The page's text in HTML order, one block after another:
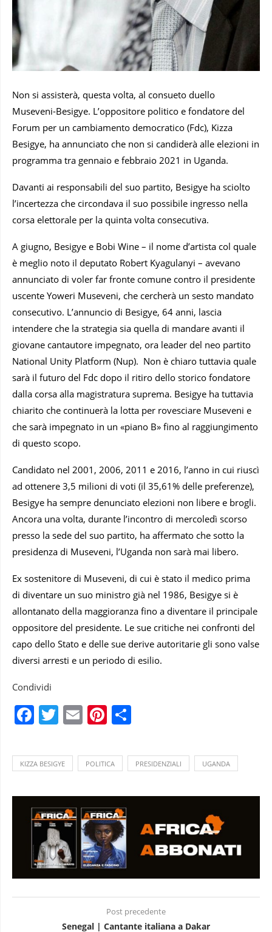
Non si assisterà, questa volta, al consueto duello
Museveni-Besigye. L’oppositore politico e fondatore del
Forum per un cambiamento democratico (Fdc), Kizza
Besigye, ha annunciato che non si candiderà alle elezioni in
programma tra gennaio e febbraio 2021 in Uganda.
Davanti ai responsabili del suo partito, Besigye ha sciolto
l’incertezza che circondava il suo possibile ingresso nella
corsa elettorale per la quinta volta consecutiva.
A giugno, Besigye e Bobi Wine – il nome d’artista col quale
è meglio noto il deputato Robert Kyagulanyi – avevano
annunciato di voler far fronte comune contro il presidente
uscente Yoweri Museveni, che cercherà un sesto mandato
consecutivo. L’annuncio di Besigye, 64 anni, lascia
intendere che la strategia sia quella di mandare avanti il
giovane cantautore impegnato, ora leader del neo partito
National Unity Platform (Nup). Non è chiaro tuttavia quale
sarà il futuro del Fdc dopo il ritiro dello storico fondatore
dalla corsa alla magistratura suprema. Besigye ha tuttavia
chiarito che continuerà la lotta per rovesciare Museveni e
che sarà impegnato in un «piano B» fino al raggiungimento
di questo scopo.
Candidato nel 2001, 2006, 2011 e 2016, l’anno in cui riuscì
ad ottenere 3,5 milioni di voti (il 35,61% delle preferenze),
Besigye ha sempre denunciato elezioni non libere e brogli.
Ancora una volta, durante l’incontro di mercoledì scorso
presso la sede del suo partito, ha affermato che sotto la
presidenza di Museveni, l’Uganda non sarà mai libero.
Ex sostenitore di Museveni, di cui è stato il medico prima
di diventare un suo ministro già nel 1986, Besigye si è
allontanato della maggioranza fino a diventare il principale
oppositore del presidente. Le sue critiche nei confronti del
capo dello Stato e delle sue derive autoritarie gli sono valse
diversi arresti e un periodo di esilio.
Condividi
Facebook
Twitter
EmailPinterest
KIZZA BESIGYE POLITICA PRESIDENZIALI UGANDA
Post precedente
Senegal | Cantante italiana a Dakar